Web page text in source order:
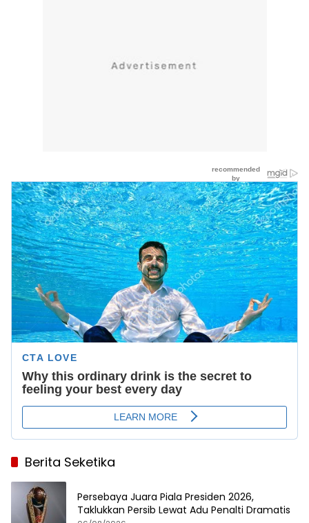
Berita Seketika
Persebaya Juara Piala Presiden 2026,
Taklukkan Persib Lewat Adu Penalti Dramatis